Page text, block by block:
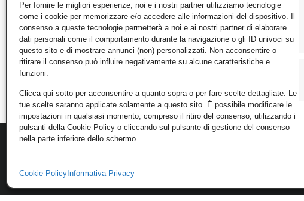
Per fornire le migliori esperienze, noi e i nostri partner utilizziamo tecnologie
come i cookie per memorizzare e/o accedere alle informazioni del dispositivo. Il
consenso a queste tecnologie permetterà a noi e ai nostri partner di elaborare
dati personali come il comportamento durante la navigazione o gli ID univoci su
questo sito e di mostrare annunci (non) personalizzati. Non acconsentire o
ritirare il consenso può influire negativamente su alcune caratteristiche e
funzioni.
Clicca qui sotto per acconsentire a quanto sopra o per fare scelte dettagliate. Le
tue scelte saranno applicate solamente a questo sito. È possibile modificare le
impostazioni in qualsiasi momento, compreso il ritiro del consenso, utilizzando i
pulsanti della Cookie Policy o cliccando sul pulsante di gestione del consenso
nella parte inferiore dello schermo.
Cookie Policy Informativa Privacy